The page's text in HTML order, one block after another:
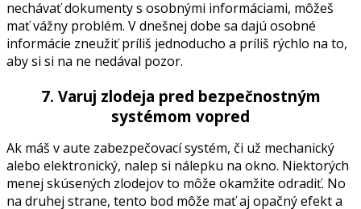
nechávať dokumenty s osobnými informáciami, môžeš
mať vážny problém. V dnešnej dobe sa dajú osobné
informácie zneužiť príliš jednoducho a príliš rýchlo na to,
aby si si na ne nedával pozor.
7. Varuj zlodeja pred bezpečnostným
systémom vopred
Ak máš v aute zabezpečovací systém, či už mechanický
alebo elektronický, nalep si nálepku na okno. Niektorých
menej skúsených zlodejov to môže okamžite odradiť. No
na druhej strane, tento bod môže mať aj opačný efekt a